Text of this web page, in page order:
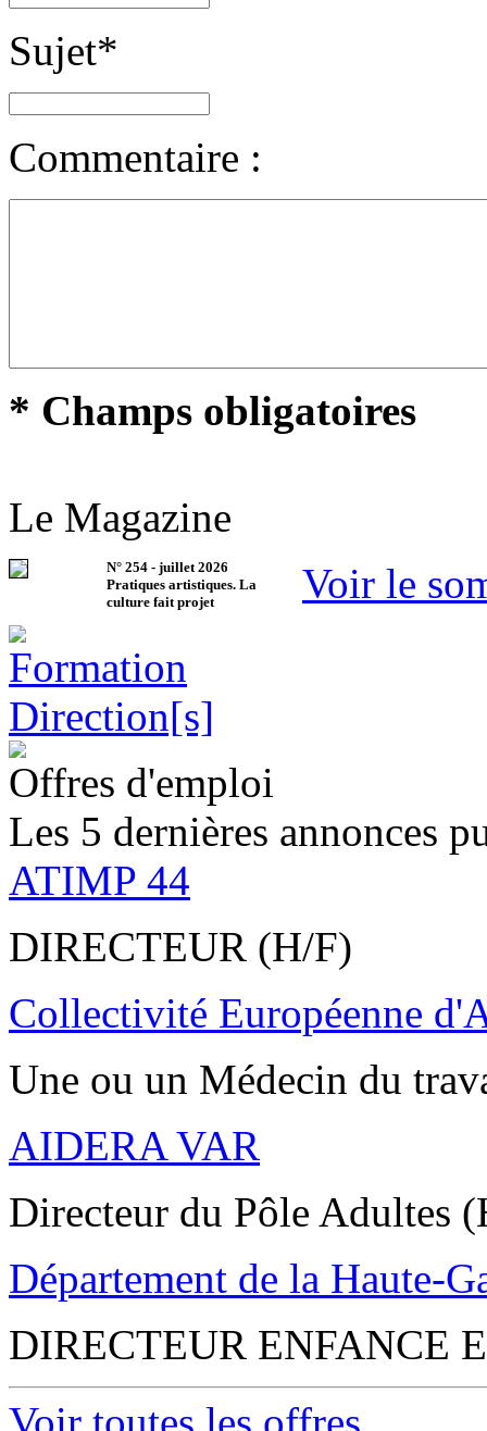
Sujet*
Commentaire :
* Champs obligatoires
Le Magazine
N° 254 - juillet 2026
Pratiques artistiques. La
culture fait projet
Voir le
Offres d'emploi
Les 5 dernières annonces
ATIMP 44
DIRECTEUR (H/F)
Collectivité Européenne
Une ou un Médecin du
AIDERA VAR
Directeur du Pôle Adultes
Département de la Haute-
DIRECTEUR ENFANCE